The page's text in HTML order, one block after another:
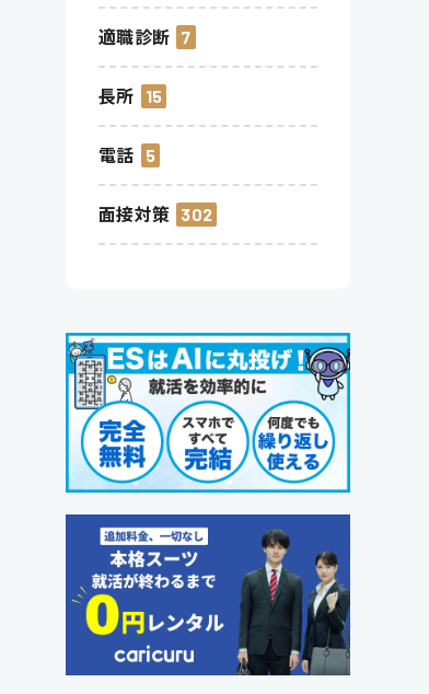
適職診断 7
長所 15
電話 5
面接対策 302